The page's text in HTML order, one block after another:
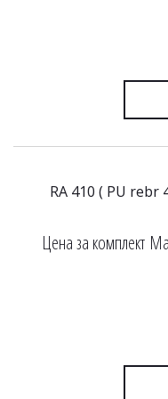
RA 410 ( PU
Цена за комплект